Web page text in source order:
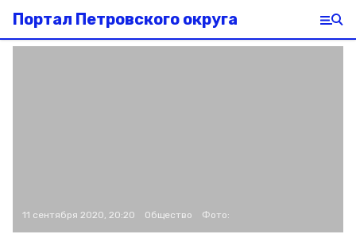
Портал Петровского округа
11 сентября 2020, 20:20 Общество Фото: